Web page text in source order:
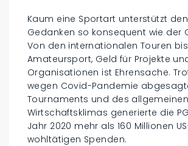
Kaum eine Sportart unterstützt
Gedanken so konsequent wie der
Von den internationalen Touren
Amateursport, Geld für Projekte
Organisationen ist Ehrensache.
wegen Covid-Pandemie
Tournaments und des allgemeinen
Wirtschaftsklimas generierte die
Jahr 2020 mehr als 160 Millionen
wohltätigen Spenden.